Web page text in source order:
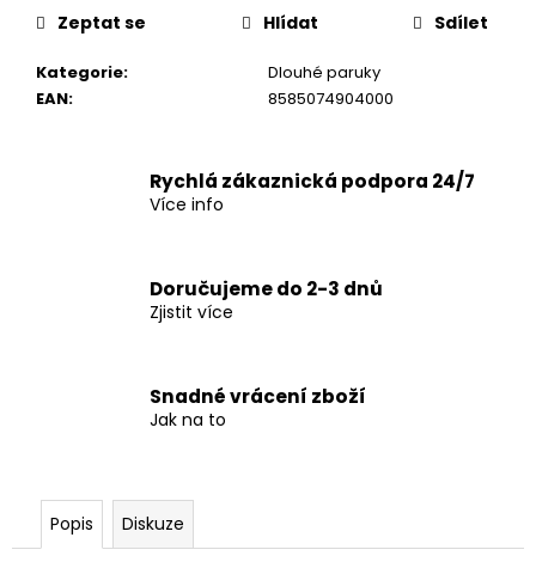
Kategorie:
Dlouhé paruky
EAN: 8585074904000
Zeptat se Hlídat Sdílet
Rychlá zákaznická podpora 24/7
Více info
Doručujeme do 2-3 dnů
Zjistit více
Snadné vrácení zboží
Jak na to
Popis Diskuze
e
m
e